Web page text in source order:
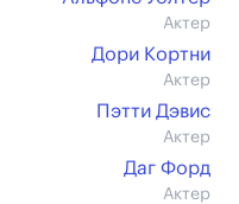
Актер
Дори Кортни
Актер
Пэтти Дэвис
Актер
Даг Форд
Актер